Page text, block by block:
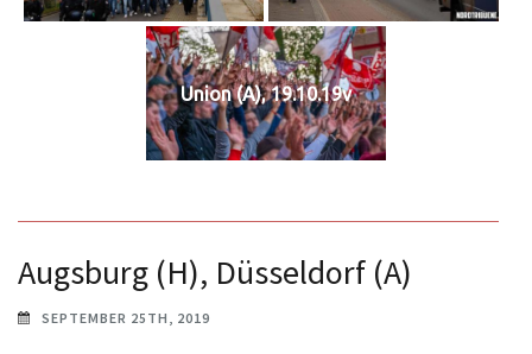
Union (A), 19.10.19v
Augsburg (H), Düsseldorf (A)
SEPTEMBER 25TH, 2019